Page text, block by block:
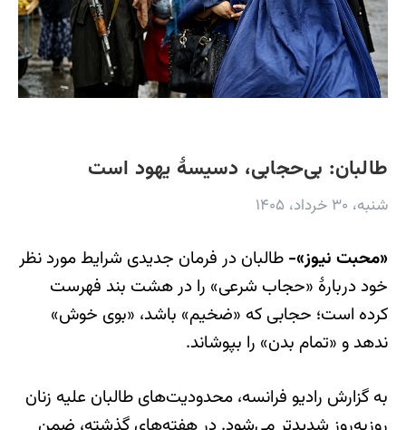
طالبان: بی‌حجابی، دسیسۀ یهود است
شنبه، ۳۰ خرداد، ۱۴۰۵
«محبت نیوز»- طالبان در فرمان جدیدی شرایط مورد نظر
خود دربارۀ «حجاب شرعی» را در هشت بند فهرست
کرده است؛ حجابی که «ضخیم» باشد، «بوی خوش»
ندهد و «تمام بدن» را بپوشاند.
به گزارش رادیو فرانسه، محدودیت‌های طالبان علیه زنان